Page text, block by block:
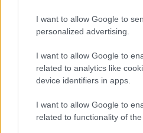
I want to allow Google to
personalized advertising.
I want to allow Google to
related to analytics like
device identifiers in apps.
I want to allow Google to
related to functionality of